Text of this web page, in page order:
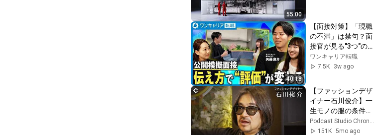
55:00
40:18
【面接対策】「現職
の不満」は禁句？面
接官が見る"3つ"のこ
と｜何を話してるか
分からなくなる…｜
クルート全社MVPが
実演
ワンキャリア転職
7.5K
3w ago
【ファッションデザ
イナー石川俊介】一
生モノの服の条件
は？ / 国際情勢が流
行を決める / AI時代
Podcast Studio Chronicle
151K 5mo ago